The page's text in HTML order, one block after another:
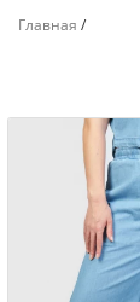
Главная /